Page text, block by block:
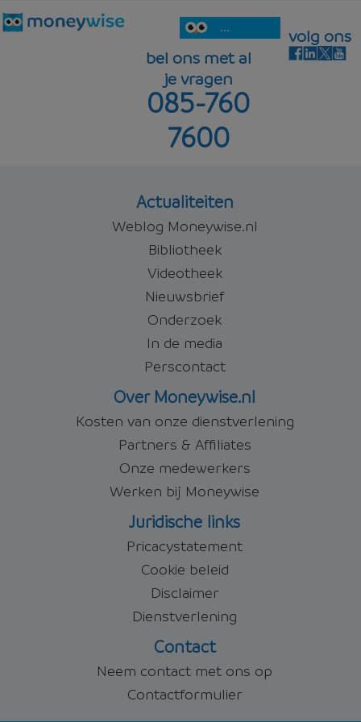
...
bel ons met al
je vragen
085-760
7600
volg ons
Actualiteiten
Weblog Moneywise.nl
Bibliotheek
Videotheek
Nieuwsbrief
Onderzoek
In de media
Perscontact
Over Moneywise.nl
Kosten van onze dienstverlening
Partners & Affiliates
Onze medewerkers
Werken bij Moneywise
Juridische links
Pricacystatement
Cookie beleid
Disclaimer
Dienstverlening
Contact
Neem contact met ons op
Contactformulier